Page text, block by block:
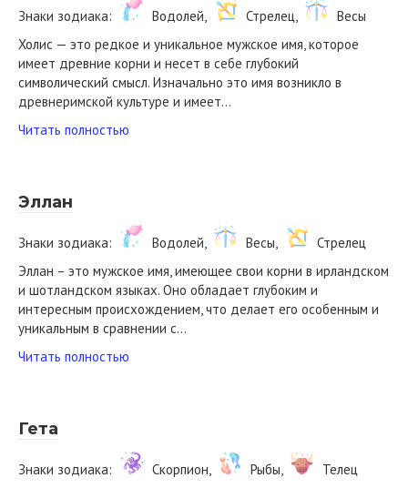
Знаки зодиака: Водолей, Стрелец,
Весы
Холис — это редкое и уникальное мужское имя, которое
имеет древние корни и несет в себе глубокий
символический смысл. Изначально это имя возникло в
древнеримской культуре и имеет…
Читать полностью
Эллан
Знаки зодиака: Водолей, Весы,
Стрелец
Эллан – это мужское имя, имеющее свои корни в ирландском
и шотландском языках. Оно обладает глубоким и
интересным происхождением, что делает его особенным и
уникальным в сравнении с…
Читать полностью
Гета
Знаки зодиака: Скорпион, Рыбы,
Телец